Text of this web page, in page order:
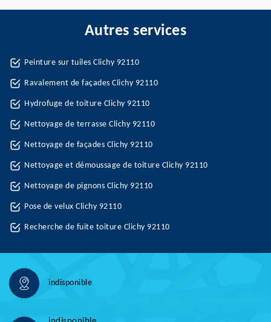
Autres services
Peinture sur tuiles Clichy 92110
Ravalement de façades Clichy 92110
Hydrofuge de toiture Clichy 92110
Nettoyage de terrasse Clichy 92110
Nettoyage de façades Clichy 92110
Nettoyage et démoussage de toiture Clichy 92110
Nettoyage de pignons Clichy 92110
Pose de velux Clichy 92110
Recherche de fuite toiture Clichy 92110
indisponible